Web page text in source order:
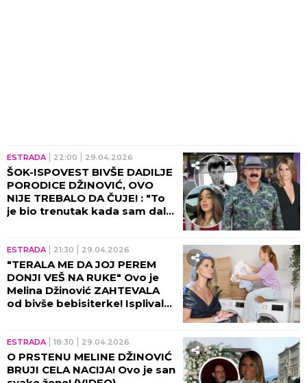
ESTRADA 22:00 29.04.2026
ŠOK-ISPOVEST BIVŠE DADILJE
PORODICE DŽINOVIĆ, OVO
NIJE TREBALO DA ČUJE! : "To
je bio trenutak kada sam dala
ESTRADA 21:30 29.04.2026
"TERALA ME DA JOJ PEREM
DONJI VEŠ NA RUKE" Ovo je
Melina Džinović ZAHTEVALA
od bivše bebisiterke! Isplivala
ESTRADA 18:30 29.04.2026
O PRSTENU MELINE DŽINOVIĆ
BRUJI CELA NACIJA! Ovo je san